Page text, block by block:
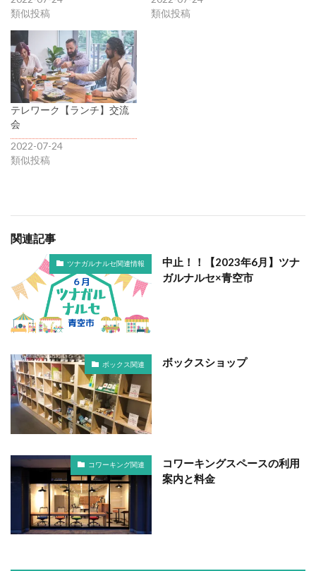
類似投稿
類似投稿
テレワーク【ランチ】交流
会
2022-07-24
類似投稿
関連記事
ツナガルナルセ関連情報
中止！！【2023年6月】ツナ
ガルナルセ×青空市
ボックス関連 ボックスショップ
コワーキング関連
コワーキングスペースの利用
案内と料金